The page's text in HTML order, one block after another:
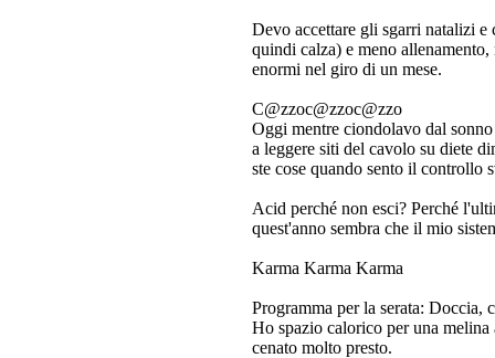
Devo accettare gli sgarri natalizi e
quindi calza) e meno
enormi nel giro di un mese.
C@zzoc@zzoc@zzo
Oggi mentre ciondolavo dal
a leggere siti del cavolo su diete
ste cose quando sento il controllo
Acid perché non esci? Perché
quest'anno sembra che il mio
Karma Karma Karma
Programma per la serata: Doccia,
Ho spazio calorico per una
cenato molto presto.